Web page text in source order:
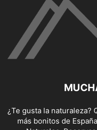
¿Te gusta la naturaleza?
más bonitos de